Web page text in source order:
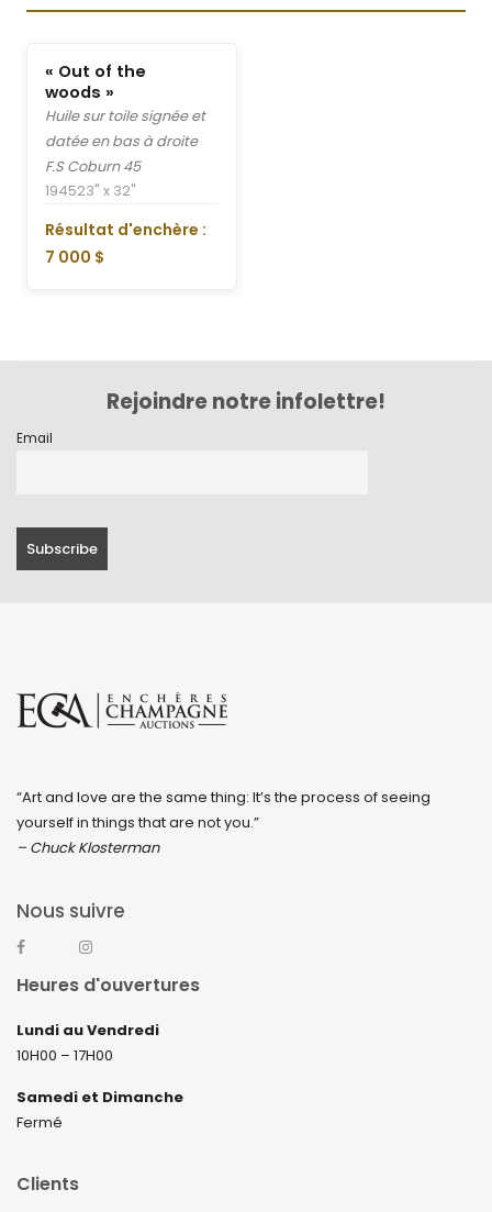
« Out of the
woods »
Huile sur toile signée et
datée en bas à droite
F.S Coburn 45
194523" x 32"
Résultat d'enchère :
7 000 $
Rejoindre notre infolettre!
Email
“Art and love are the same thing: It’s the process of seeing
yourself in things that are not you.”
– Chuck Klosterman
Nous suivre
Heures d'ouvertures
Lundi au Vendredi
10H00 – 17H00
Samedi et Dimanche
Fermé
Clients